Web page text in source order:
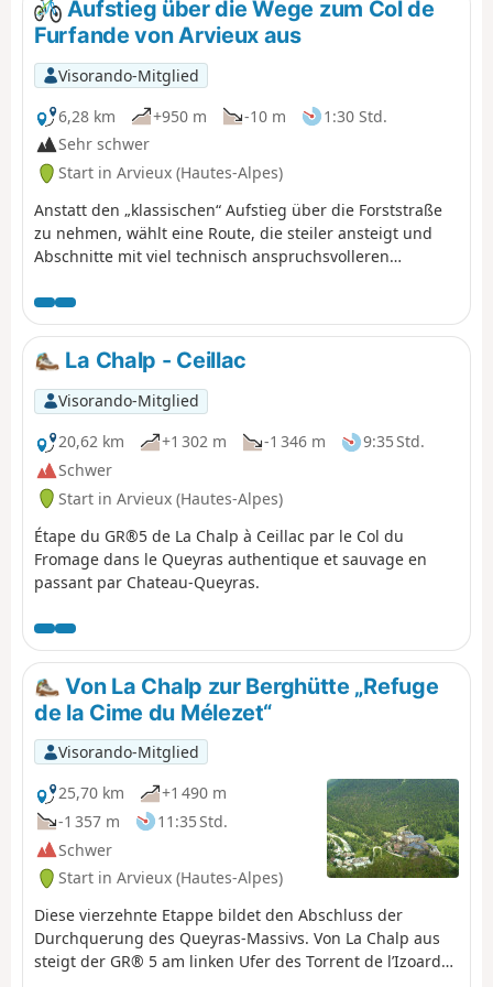
(Wichtiger Hinweis): Auf dieser Website wird die
Wiedereröffnung dieser Herberge für den Sommer 2023
angekündigt.
Aufstieg über die Wege zum Col de
Furfande von Arvieux aus
Visorando-Mitglied
6,28 km
+950 m -10 m
1:30 Std.
Sehr schwer
Start in Arvieux (Hautes-Alpes)
Anstatt den „klassischen“ Aufstieg über die Forststraße
zu nehmen, wählt eine Route, die steiler ansteigt und
Abschnitte mit viel technisch anspruchsvolleren
für den Abstieg nach Les Granges de Furfande, dann
zum Queyron und schließlich zurück nach Arvieux. Ich
habe hier nur die Aufstiegsvariante beschrieben. Für
den Abstieg nutzt ihr die von morgiou13 beschriebene
Tourenbeschreibung zum Col de Furfande, die ihr unter
(2) findet. Angesichts des Schwierigkeitsgrades des
Aufstiegs (steile Passagen und enge, steile
Haarnadelkurven) eignet sich diese Strecke eher für E-
Mountainbikes.
La Chalp - Ceillac
Visorando-Mitglied
20,62 km
+1 302 m -1 346 m
9:35 Std.
Schwer
Start in Arvieux (Hautes-Alpes)
Étape du GR®5 de La Chalp à Ceillac par le Col du
Fromage dans le Queyras authentique et sauvage en
passant par Chateau-Queyras.
Von La Chalp zur Berghütte „Refuge
de la Cime du Mélezet“
Visorando-Mitglied
25,70 km
+1 490 m
-1 357 m
11:35 Std.
Schwer
Start in Arvieux (Hautes-Alpes)
Diese vierzehnte Etappe bildet den Abschluss der
Durchquerung des Queyras-Massivs. Von La Chalp aus
steigt der GR® 5 am linken Ufer des Torrent de l’Izoard